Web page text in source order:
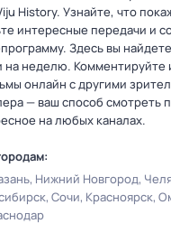
History. Узнайте, что
интересные передачи и
Здесь вы
на неделю. Комментируйте
онлайн с другими
— ваш способ смотреть
на любых каналах.
Нижний Новгород
Сочи Красноярск